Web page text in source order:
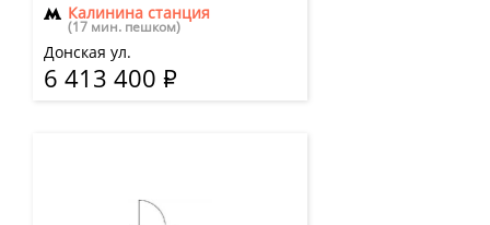
Калинина станция
(17 мин. пешком)
Донская ул.
6 413 400 Р